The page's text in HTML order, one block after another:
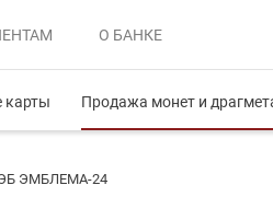
О БАНКЕ
карты Продажа монет и
ЭМБЛЕМА-24